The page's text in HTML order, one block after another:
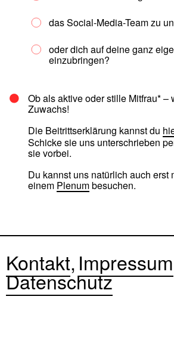
das Social-Media-Team zu
oder dich auf deine ganz
einzubringen?
Ob als aktive oder stille Mitfrau* –
Zuwachs!
Die Beitrittserklärung kannst du
Schicke sie uns unterschrieben
sie vorbei.
Du kannst uns natürlich auch erst
einem Plenumbesuchen.
Kontakt Impressum
Datenschutz